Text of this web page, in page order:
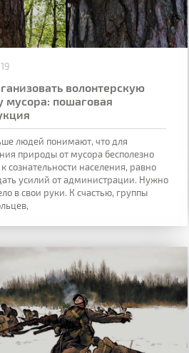
волонтерскую
мусора: пошаговая
людей понимают, что для
природы от мусора бесполезно
сознательности населения, равно
усилий от администрации. Нужно
в свои руки. К счастью, группы